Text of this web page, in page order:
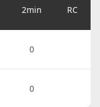
2min RC
0
0